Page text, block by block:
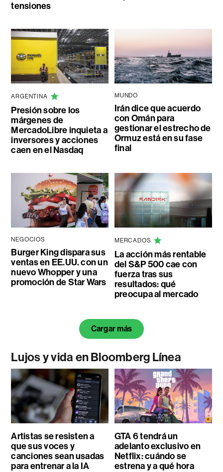
tensiones
ARGENTINA
Presión sobre los
márgenes de
MercadoLibre inquieta a
inversores y acciones
caen en el Nasdaq
MUNDO
Irán dice que acuerdo
con Omán para
gestionar el estrecho de
Ormuz está en su fase
final
NEGOCIOS
Burger King dispara sus
ventas en EE.UU. con un
nuevo Whopper y una
promoción de Star Wars
MERCADOS
La acción más rentable
del S&P 500 cae con
fuerza tras sus
resultados: qué
preocupa al mercado
Cargar más
Lujos y vida en Bloomberg Línea
Artistas se resisten a
que sus voces y
canciones sean usadas
para entrenar a la IA
GTA 6 tendrá un
adelanto exclusivo en
Netflix: cuándo se
estrena y a qué hora